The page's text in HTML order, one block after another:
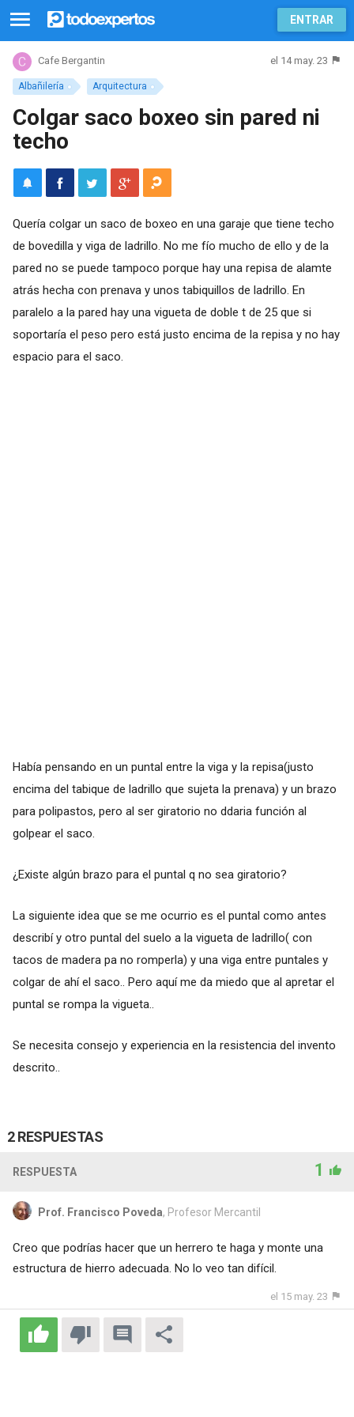
ENTRAR
Albañilería Arquitectura
Cafe Bergantin el 14 may. 23
Colgar saco boxeo sin pared ni
techo
Quería colgar un saco de boxeo en una garaje que tiene techo
de bovedilla y viga de ladrillo. No me fío mucho de ello y de la
pared no se puede tampoco porque hay una repisa de alamte
atrás hecha con prenava y unos tabiquillos de ladrillo. En
paralelo a la pared hay una vigueta de doble t de 25 que si
soportaría el peso pero está justo encima de la repisa y no hay
espacio para el saco.
Había pensando en un puntal entre la viga y la repisa(justo
encima del tabique de ladrillo que sujeta la prenava) y un brazo
para polipastos, pero al ser giratorio no ddaria función al
golpear el saco.
¿Existe algún brazo para el puntal q no sea giratorio?
La siguiente idea que se me ocurrio es el puntal como antes
describí y otro puntal del suelo a la vigueta de ladrillo( con
tacos de madera pa no romperla) y una viga entre puntales y
colgar de ahí el saco.. Pero aquí me da miedo que al apretar el
puntal se rompa la vigueta..
Se necesita consejo y experiencia en la resistencia del invento
descrito..
2 RESPUESTAS
RESPUESTA 1
Prof. Francisco Poveda, Profesor Mercantil
Creo que podrías hacer que un herrero te haga y monte una
estructura de hierro adecuada. No lo veo tan difícil.
el 15 may. 23